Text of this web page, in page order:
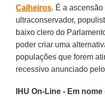
Calheiros. É a
ultraconservador,
baixo clero do
poder criar uma
populações que forem
recessivo anunciado
IHU On-Line - Em